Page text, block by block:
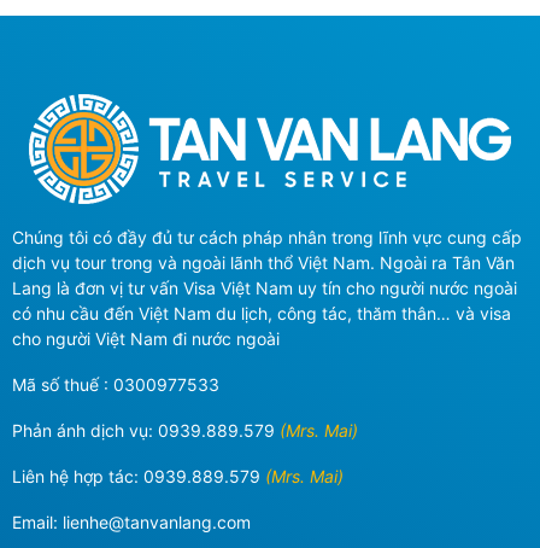
Chúng tôi có đầy đủ tư cách pháp nhân trong lĩnh vực cung cấp
dịch vụ tour trong và ngoài lãnh thổ Việt Nam. Ngoài ra Tân Văn
Lang là đơn vị tư vấn Visa Việt Nam uy tín cho người nước ngoài
có nhu cầu đến Việt Nam du lịch, công tác, thăm thân… và visa
cho người Việt Nam đi nước ngoài
Mã số thuế : 0300977533
Phản ánh dịch vụ: 0939.889.579 (Mrs. Mai)
Liên hệ hợp tác: 0939.889.579 (Mrs. Mai)
Email: lienhe@tanvanlang.com